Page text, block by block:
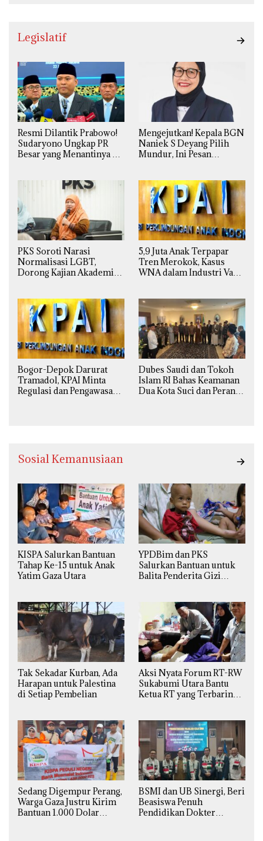
Legislatif
Resmi Dilantik Prabowo!
Sudaryono Ungkap PR
Besar yang Menantinya di
Mengejutkan! Kepala BGN
Naniek S Deyang Pilih
Mundur, Ini Pesan
PKS Soroti Narasi
Normalisasi LGBT,
Dorong Kajian Akademik
Agama
5,9 Juta Anak Terpapar
Tren Merokok, Kasus
WNA dalam Industri Vape
Bogor-Depok Darurat
Tramadol, KPAI Minta
Regulasi dan Pengawasan
Dubes Saudi dan Tokoh
Islam RI Bahas Keamanan
Dua Kota Suci dan Peran
Sosial Kemanusiaan
KISPA Salurkan Bantuan
Tahap Ke-15 untuk Anak
Yatim Gaza Utara
YPDBim dan PKS
Salurkan Bantuan untuk
Balita Penderita Gizi
Tak Sekadar Kurban, Ada
Harapan untuk Palestina
di Setiap Pembelian
Aksi Nyata Forum RT-RW
Sukabumi Utara Bantu
Ketua RT yang Terbaring
Sedang Digempur Perang,
Warga Gaza Justru Kirim
Bantuan 1.000 Dolar
BSMI dan UB Sinergi, Beri
Beasiswa Penuh
Pendidikan Dokter